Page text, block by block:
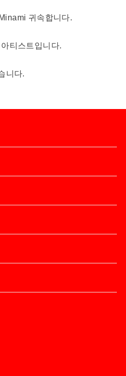
귀속합니다.
티스트입니다.
니다.